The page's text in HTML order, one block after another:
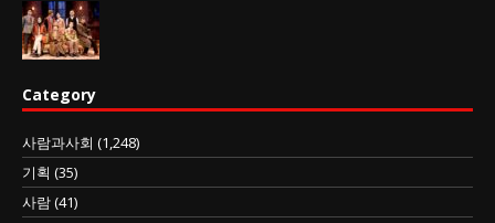
Category
사람과사회 (1,248)
기획 (35)
사람(41)